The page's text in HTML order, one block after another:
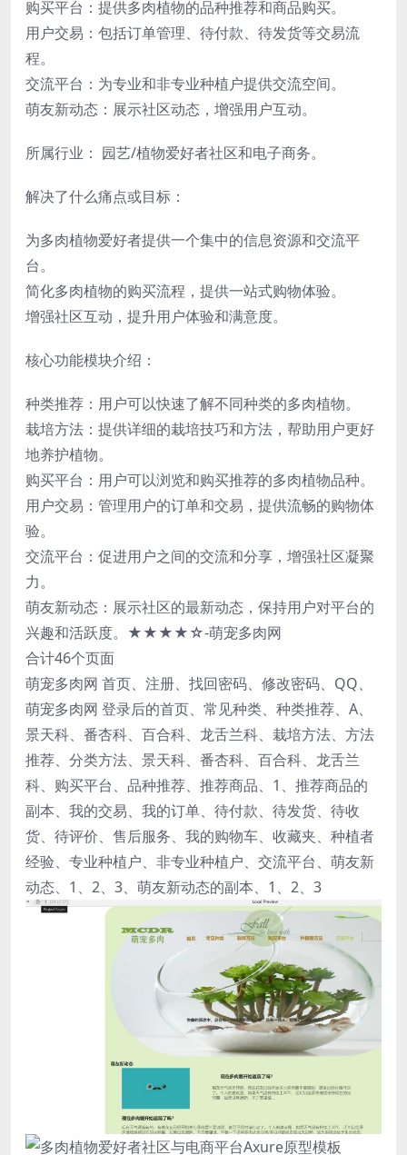
购买平台：提供多肉植物的品种推荐和商品购买。
用户交易：包括订单管理、待付款、待发货等交易流
程。
交流平台：为专业和非专业种植户提供交流空间。
萌友新动态：展示社区动态，增强用户互动。
所属行业： 园艺/植物爱好者社区和电子商务。
解决了什么痛点或目标：
为多肉植物爱好者提供一个集中的信息资源和交流平
台。
简化多肉植物的购买流程，提供一站式购物体验。
增强社区互动，提升用户体验和满意度。
核心功能模块介绍：
种类推荐：用户可以快速了解不同种类的多肉植物。
栽培方法：提供详细的栽培技巧和方法，帮助用户更好
地养护植物。
购买平台：用户可以浏览和购买推荐的多肉植物品种。
用户交易：管理用户的订单和交易，提供流畅的购物体
验。
交流平台：促进用户之间的交流和分享，增强社区凝聚
力。
萌友新动态：展示社区的最新动态，保持用户对平台的
兴趣和活跃度。★★★★☆-萌宠多肉网
合计46个页面
萌宠多肉网 首页、注册、找回密码、修改密码、QQ、
萌宠多肉网 登录后的首页、常见种类、种类推荐、A、
景天科、番杏科、百合科、龙舌兰科、栽培方法、方法
推荐、分类方法、景天科、番杏科、百合科、龙舌兰
科、购买平台、品种推荐、推荐商品、1、推荐商品的
副本、我的交易、我的订单、待付款、待发货、待收
货、待评价、售后服务、我的购物车、收藏夹、种植者
经验、专业种植户、非专业种植户、交流平台、萌友新
动态、1、2、3、萌友新动态的副本、1、2、3